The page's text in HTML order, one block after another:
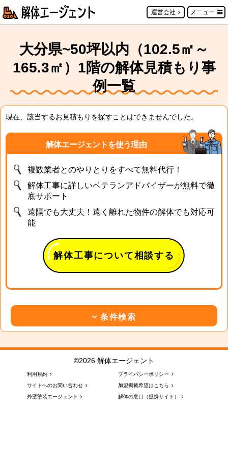
運営会社 メニュー
大分県~50坪以内（102.5㎡～
165.3㎡）1階の解体見積もり事
例一覧
現在、該当するお見積もりを探すことはできませんでした。
解体エージェントを使う理由
複数業者とのやりとりをすべて無料代行！
解体工事に詳しいベテランアドバイザーが無料で徹
底サポート
遠隔でも大丈夫！遠く離れた物件の解体でも対応可
能
解体工事について相談する
条件検索
©2026 解体エージェント
利用規約
プライバシーポリシー
サイトへのお問い合わせ
加盟掲載希望はこちら
外壁塗装エージェント
解体の窓口（提携サイト）